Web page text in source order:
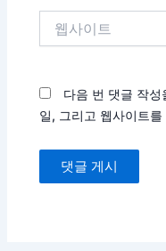
다음 번 댓글 작
일, 그리고 웹사이트